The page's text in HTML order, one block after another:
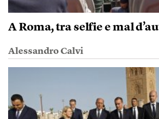
A Roma, tra selfie e mal
Alessandro Calvi